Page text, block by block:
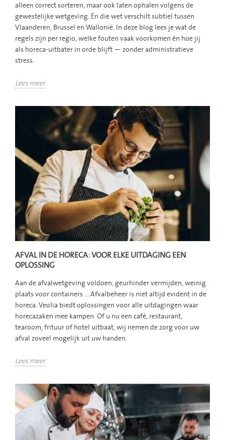
alleen correct sorteren, maar ook laten ophalen volgens de
gewestelijke wetgeving. En die wet verschilt subtiel tussen
Vlaanderen, Brussel en Wallonië. In deze blog lees je wat de
regels zijn per regio, welke fouten vaak voorkomen én hoe jij
als horeca-uitbater in orde blijft — zonder administratieve
stress.
Lees meer
AFVAL IN DE HORECA: VOOR ELKE UITDAGING EEN
OPLOSSING
Aan de afvalwetgeving voldoen, geurhinder vermijden, weinig
plaats voor containers ... Afvalbeheer is niet altijd evident in de
horeca. Veolia biedt oplossingen voor alle uitdagingen waar
horecazaken mee kampen. Of u nu een café, restaurant,
tearoom, frituur of hotel uitbaat, wij nemen de zorg voor uw
afval zoveel mogelijk uit uw handen.
Lees meer